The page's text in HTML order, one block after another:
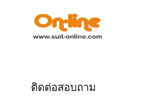
หน้าแรก
ติดต่อสอบถาม